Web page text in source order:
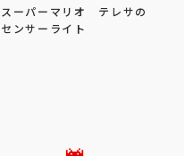
スーパーマリオ テレサの
センサーライト